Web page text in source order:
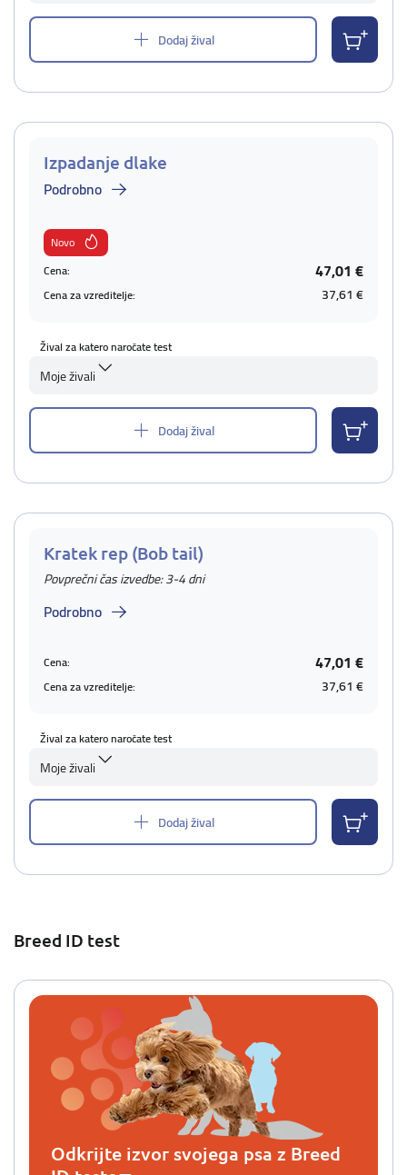
Dodaj žival
Izpadanje dlake
Podrobno
Novo
Cena:
47,01 €
Cena za vzreditelje: 37,61 €
Žival za katero naročate test
Moje živali
Dodaj žival
Kratek rep (Bob tail)
Povprečni čas izvedbe: 3-4 dni
Podrobno
Cena: 47,01 €
Cena za vzreditelje: 37,61 €
Žival za katero naročate test
Moje živali
Dodaj žival
Breed ID test
Odkrijte izvor svojega psa z Breed